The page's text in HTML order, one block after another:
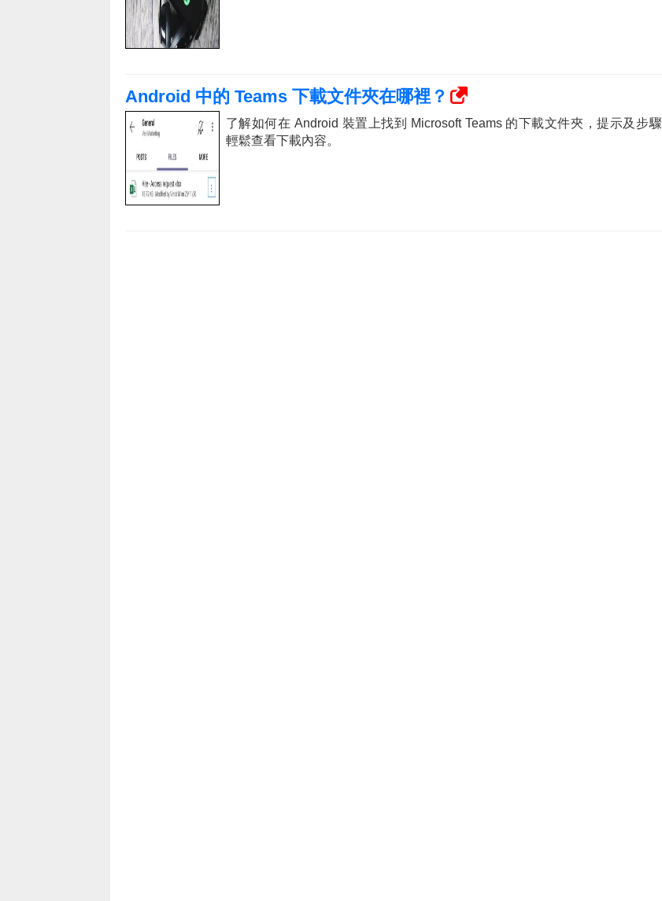
Android 中的 Teams 下載文件夾在哪裡？
了解如何在 Android 裝置上找到 Microsoft Teams 的下載文件夾，提示及步驟
輕鬆查看下載內容。